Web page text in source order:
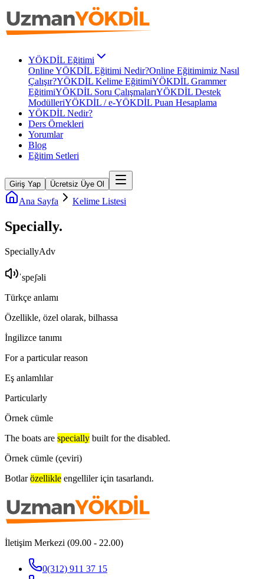
YÖKDİL Eğitimi
Online YÖKDİL Eğitimi Nedir?Online Eğitimimiz Nasıl
Çalışır?YÖKDİL Kelime EğitimiYÖKDİL Grammer
EğitimiYÖKDİL Soru ÇalışmalarıYÖKDİL Destek
ModülleriYÖKDİL / e-YÖKDİL Puan Hesaplama
YÖKDİL Nedir?
Ders Örnekleri
Yorumlar
Blog
Eğitim Setleri
Giriş Yap Ücretsiz Üye Ol
Ana Sayfa Kelime Listesi
Specially.
SpeciallyAdv
ˈspeʃəli
Türkçe anlamı
Özellikle, özel olarak, bilhassa
İngilizce tanımı
For a particular reason
Eş anlamlılar
Particularly
Örnek cümle
The boats are specially built for the disabled.
Örnek cümle (çeviri)
Botlar özellikle engelliler için tasarlandı.
İletişim Merkezi (09.00 - 22.00)
0(312) 911 37 15